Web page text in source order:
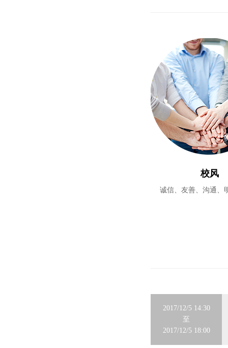
校风
诚信、友善、沟通、
2017/12/5 14:30
至
2017/12/5 18:00